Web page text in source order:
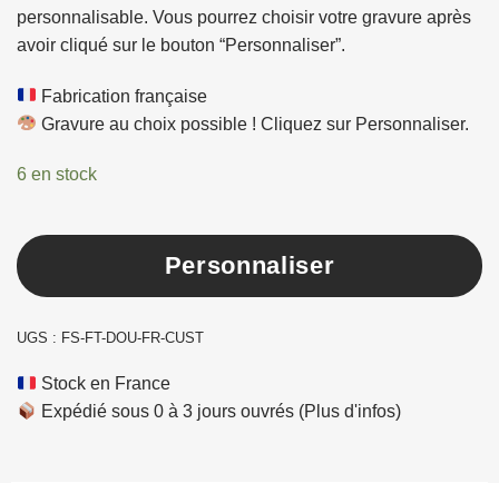
personnalisable. Vous pourrez choisir votre gravure après
avoir cliqué sur le bouton “Personnaliser”.
Fabrication française
Gravure au choix possible ! Cliquez sur Personnaliser.
6 en stock
Press
the
Configure
button
to
Personnaliser
UGS : FS-FT-DOU-FR-CUST
Stock en France
Expédié sous 0 à 3 jours ouvrés (Plus d'infos)